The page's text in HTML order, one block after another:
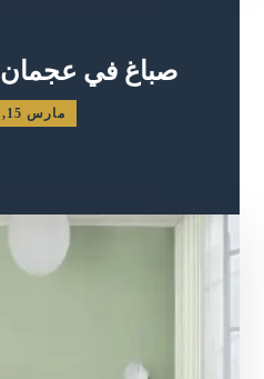
صباغ في عجمان |0542740721
مارس 15, 2025